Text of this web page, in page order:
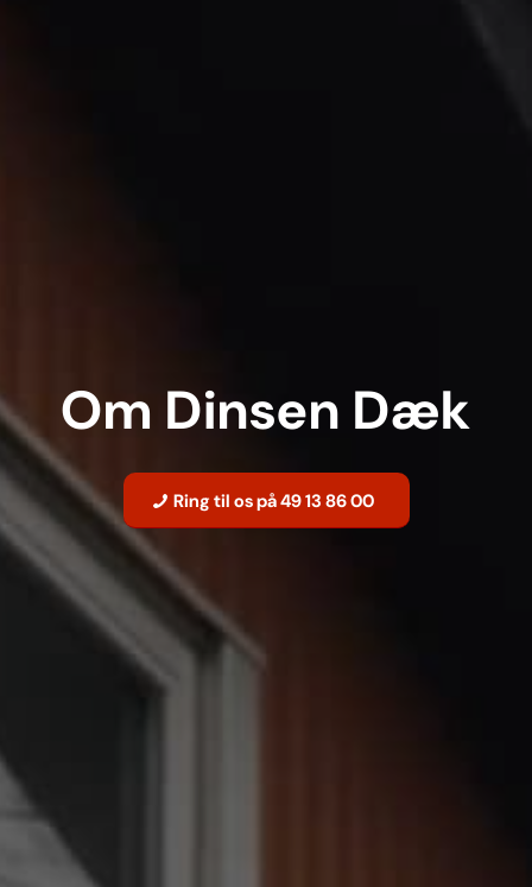
Om Dinsen Dæk
Ring til os på 49 13 86 00